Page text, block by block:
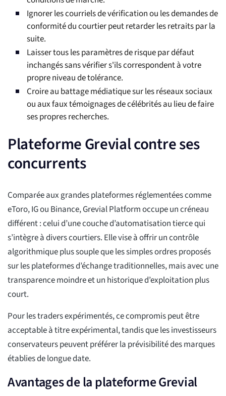
Ignorer les courriels de vérification ou les demandes de
conformité du courtier peut retarder les retraits par la
suite.
Laisser tous les paramètres de risque par défaut
inchangés sans vérifier s'ils correspondent à votre
propre niveau de tolérance.
Croire au battage médiatique sur les réseaux sociaux
ou aux faux témoignages de célébrités au lieu de faire
ses propres recherches.
Plateforme Grevial contre ses
concurrents
Comparée aux grandes plateformes réglementées comme
eToro, IG ou Binance, Grevial Platform occupe un créneau
différent : celui d’une couche d’automatisation tierce qui
s’intègre à divers courtiers. Elle vise à offrir un contrôle
algorithmique plus souple que les simples ordres proposés
sur les plateformes d’échange traditionnelles, mais avec une
transparence moindre et un historique d’exploitation plus
court.
Pour les traders expérimentés, ce compromis peut être
acceptable à titre expérimental, tandis que les investisseurs
conservateurs peuvent préférer la prévisibilité des marques
établies de longue date.
Avantages de la plateforme Grevial